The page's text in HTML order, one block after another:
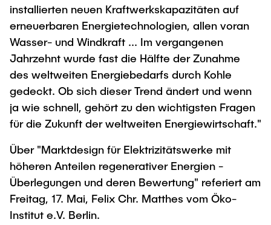
installierten neuen Kraftwerkskapazitäten auf
erneuerbaren Energietechnologien, allen voran
Wasser- und Windkraft ... Im vergangenen
Jahrzehnt wurde fast die Hälfte der Zunahme
des weltweiten Energiebedarfs durch Kohle
gedeckt. Ob sich dieser Trend ändert und wenn
ja wie schnell, gehört zu den wichtigsten Fragen
für die Zukunft der weltweiten Energiewirtschaft."
Über "Marktdesign für Elektrizitätswerke mit
höheren Anteilen regenerativer Energien -
Überlegungen und deren Bewertung" referiert am
Freitag, 17. Mai, Felix Chr. Matthes vom Öko-
Institut e.V. Berlin.